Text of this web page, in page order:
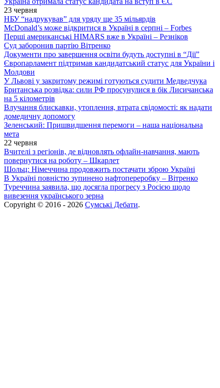
23 червня
НБУ “надрукував” для уряду ще 35 мільярдів
McDonald’s може відкритися в Україні в серпні – Forbes
Перші американські HIMARS вже в Україні – Резніков
Суд заборонив партію Вітренко
Документи про завершення освіти будуть доступні в “Дії”
Європарламент підтримав кандидатський статус для України і
Молдови
У Львові у закритому режимі готуються судити Медведчука
Британська розвідка: сили РФ просунулися в бік Лисичанська
на 5 кілометрів
Влучання блискавки, утоплення, втрата свідомості: як надати
домедичну допомогу
Зеленський: Пришвидшення перемоги – наша національна
мета
22 червня
Вчителі з регіонів, де відновлять офлайн-навчання, мають
повернутися на роботу – Шкарлет
Шольц: Німеччина продовжить постачати зброю Україні
В Україні повністю зупинено нафтопереробку – Вітренко
Туреччина заявила, що досягла прогресу з Росією щодо
вивезення українського зерна
Copyright © 2016 - 2026 Сумські Дебати.